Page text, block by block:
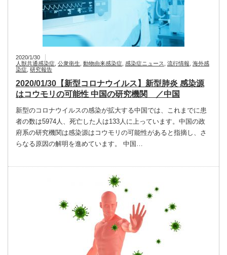
2020/1/30
人獣共通感染症 公衆衛生 動物由来感染症 感染症ニュース 流行情報 海外感
染症 研究報告
2020/01/30【新型コロナウイルス】新型肺炎 感染源
はコウモリの可能性 中国の研究機関 ／中国
新型のコロナウイルスの感染が拡大する中国では、これまでに患
者の数は5974人、死亡した人は133人に上っています。中国の政
府系の研究機関は感染源はコウモリの可能性があると指摘し、さ
らなる原因の解明を進めています。 中国…